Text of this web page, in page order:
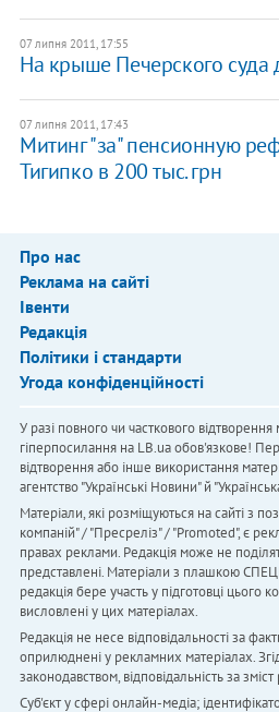
07 липня 2011, 17:55
На крыше Печерского
07 липня 2011, 17:43
Митинг "за" пенсионную
Тигипко в 200 тыс. грн
Про нас
Реклама на сайті
Івенти
Редакція
Політики і стандарти
Угода конфіденційності
У разі повного чи часткового відтворення
гіперпосилання на LB.ua обов'язкове!
відтворення або інше використання
агентство "Українськi Новини" й
Матеріали, які розміщуються на сайті з
компаній" / "Пресреліз" / "Promoted", є
правах реклами. Редакція може не
представлені. Матеріали з плашкою
редакція бере участь у підготовці цього
висловлені у цих матеріалах.
Редакція не несе відповідальності за
оприлюднені у рекламних матеріалах.
законодавством, відповідальність за
Cуб'єкт у сфері онлайн-медіа;